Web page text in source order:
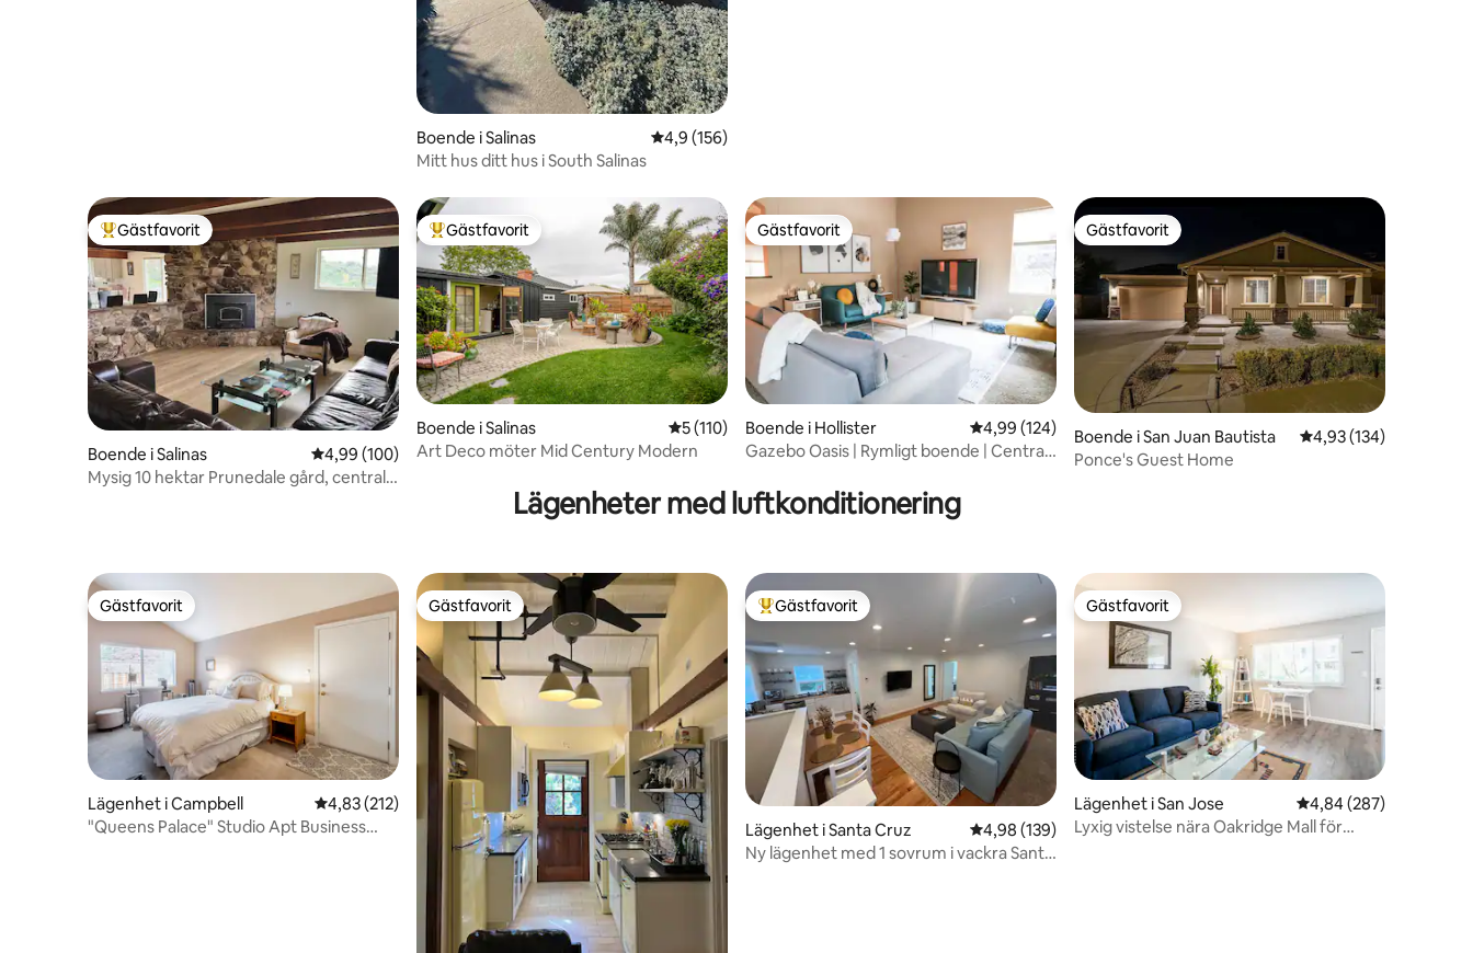
Boende i Salinas 4,9 av 5 i genomsnittligt betyg, 156 omdömen
4,9 (156)
Mitt hus ditt hus i South Salinas
Populär gästfavorit
Gästfavorit
Boende i Salinas 4,99 av 5 i genomsnittligt betyg, 100 omdömen
4,99 (100)
Mysig 10 hektar Prunedale gård, centralt
Populär gästfavorit
Gästfavorit
Boende i Salinas 5 av 5 i genomsnittligt betyg, 110 omdömen
5 (110)
Art Deco möter Mid Century Modern
Gästfavorit
Gästfavorit
Boende i Hollister 4,99 av 5 i genomsnittligt betyg, 124 omdömen
4,99 (124)
Gazebo Oasis | Rymligt boende | Centralt
Gästfavorit
Gästfavorit
Boende i San Juan Bautista 4,93 av 5 i
4,93 (134)
Ponce's Guest Home
Lägenheter med luftkonditionering
Gästfavorit
Gästfavorit
Lägenhet i Campbell 4,83 av 5 i genomsnittligt betyg, 212 omdömen
4,83 (212)
"Queens Palace" Studio Apt Business
Gästfavorit
Gästfavorit Populär gästfavorit
Gästfavorit
Lägenhet i Santa Cruz 4,98 av 5 i genomsnittligt betyg, 139 omdömen
4,98 (139)
Ny lägenhet med 1 sovrum i vackra Santa
Gästfavorit
Gästfavorit
Lägenhet i San Jose 4,84 av 5 i
4,84 (287)
Lyxig vistelse nära Oakridge Mall för